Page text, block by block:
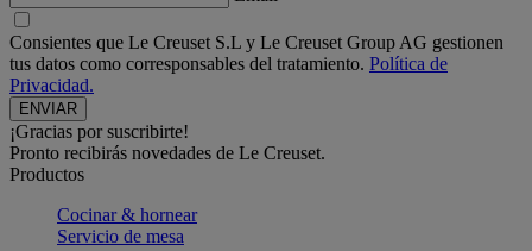
Consientes que Le Creuset S.L y Le Creuset Group AG gestionen
tus datos como corresponsables del tratamiento. Política de
Privacidad.
¡Gracias por suscribirte!
Pronto recibirás novedades de Le Creuset.
Productos
Cocinar & hornear
Servicio de mesa